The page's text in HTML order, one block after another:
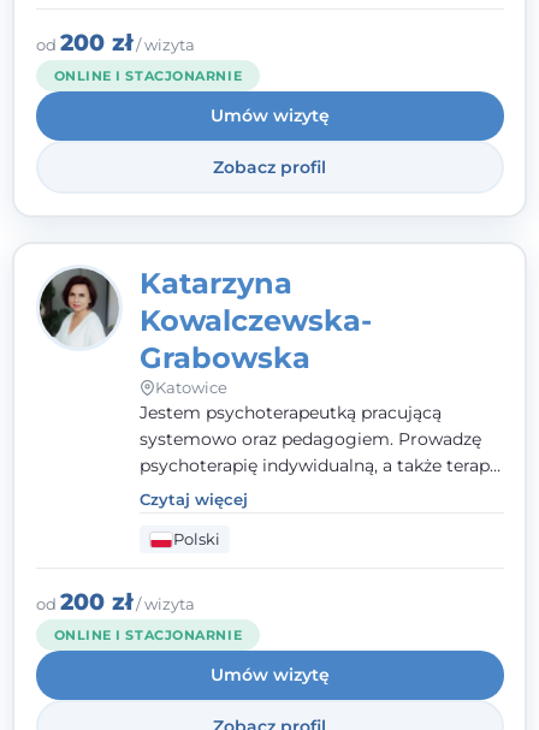
to wspólne działanie - razem tworzymy
zespół, który szuka rozwiązań.
od 200 zł/ wizyta
ONLINE I STACJONARNIE
Umów wizytę
Zobacz profil
Katarzyna
Kowalczewska-
Grabowska
Katowice
Jestem psychoterapeutką pracującą
systemowo oraz pedagogiem. Prowadzę
psychoterapię indywidualną, a także terapię
par, małżeństw i rodzin. Patrzę na
człowieka całościowo - w kontekście jego
relacji z rodziną, pracą i otoczeniem - i
opieram współpracę na Twoich mocnych
stronach.
Czytaj więcej
Polski
od 200 zł/ wizyta
ONLINE I STACJONARNIE
Umów wizytę